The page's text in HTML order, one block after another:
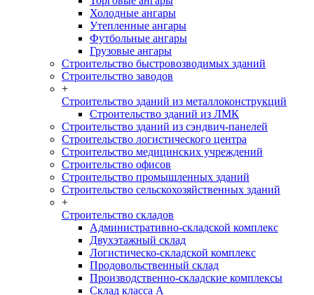
Холодные ангары
Утепленные ангары
Футбольные ангары
Грузовые ангары
Строительство быстровозводимых зданий
Строительство заводов
+
Строительство зданий из металлоконструкций
Строительство зданий из ЛМК
Строительство зданий из сэндвич-панелей
Строительство логистического центра
Строительство медицинских учреждений
Строительство офисов
Строительство промышленных зданий
Строительство сельскохозяйственных зданий
+
Строительство складов
Административно-складской комплекс
Двухэтажный склад
Логистическо-складской комплекс
Продовольственный склад
Производственно-складские комплексы
Склад класса А